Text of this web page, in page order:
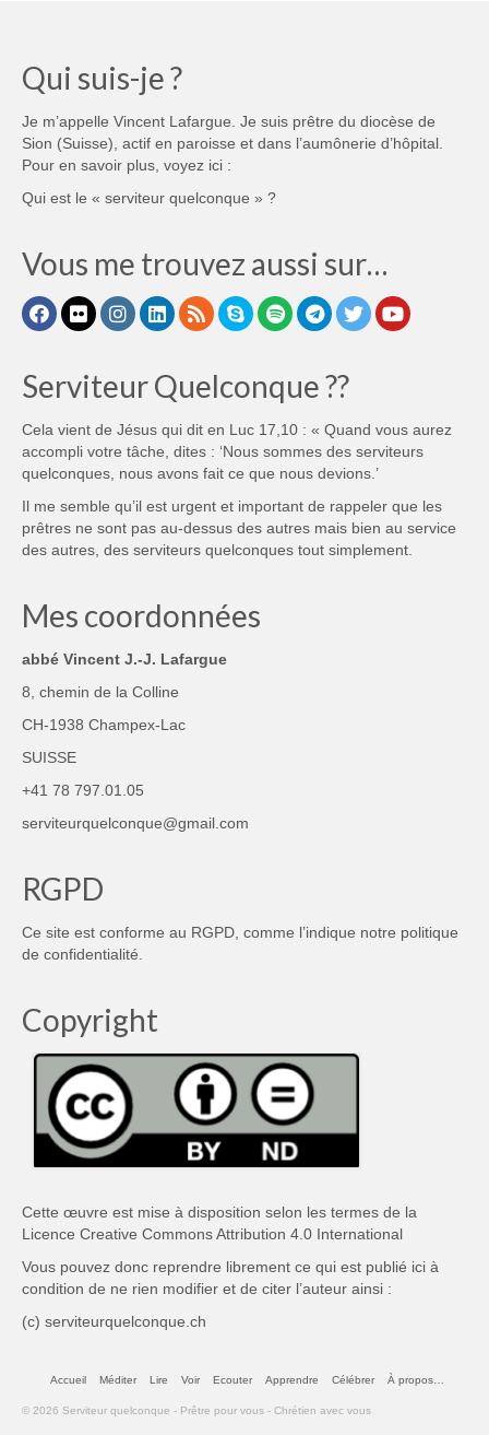
Qui suis-je ?
Je m’appelle Vincent Lafargue. Je suis prêtre du diocèse de
Sion (Suisse), actif en paroisse et dans l’aumônerie d’hôpital.
Pour en savoir plus, voyez ici :
Qui est le « serviteur quelconque » ?
Vous me trouvez aussi sur…
Serviteur Quelconque ??
Cela vient de Jésus qui dit en Luc 17,10 : « Quand vous aurez
accompli votre tâche, dites : ‘Nous sommes des serviteurs
quelconques, nous avons fait ce que nous devions.’
Il me semble qu’il est urgent et important de rappeler que les
prêtres ne sont pas au-dessus des autres mais bien au service
des autres, des serviteurs quelconques tout simplement.
Mes coordonnées
abbé Vincent J.-J. Lafargue
8, chemin de la Colline
CH-1938 Champex-Lac
SUISSE
+41 78 797.01.05
serviteurquelconque@gmail.com
RGPD
Ce site est conforme au RGPD, comme l’indique notre politique
de confidentialité
Copyright
Cette œuvre est mise à disposition selon les termes de la
Licence Creative Commons Attribution 4.0 International
Vous pouvez donc reprendre librement ce qui est publié ici à
condition de ne rien modifier et de citer l’auteur ainsi :
(c) serviteurquelconque.ch
Accueil Méditer Lire Voir Ecouter Apprendre Célébrer À propos…
© 2026 Serviteur quelconque - Prêtre pour vous - Chrétien avec vous